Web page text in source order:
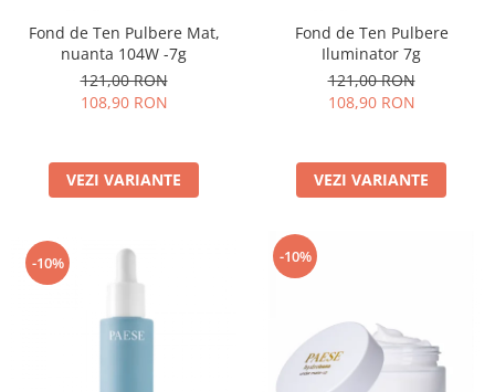
Fond de Ten Pulbere Mat,
nuanta 104W -7g
121,00 RON
108,90 RON
VEZI VARIANTE
Fond de Ten Pulbere
Iluminator 7g
121,00 RON
108,90 RON
VEZI VARIANTE
-10% -10%